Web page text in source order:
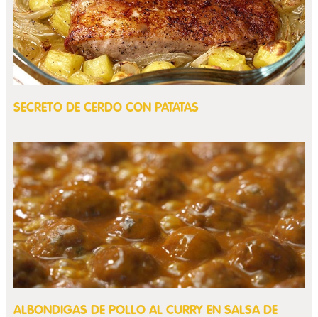
SECRETO DE CERDO CON PATATAS
ALBONDIGAS DE POLLO AL CURRY EN SALSA DE